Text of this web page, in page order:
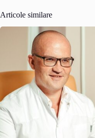
Articole similare